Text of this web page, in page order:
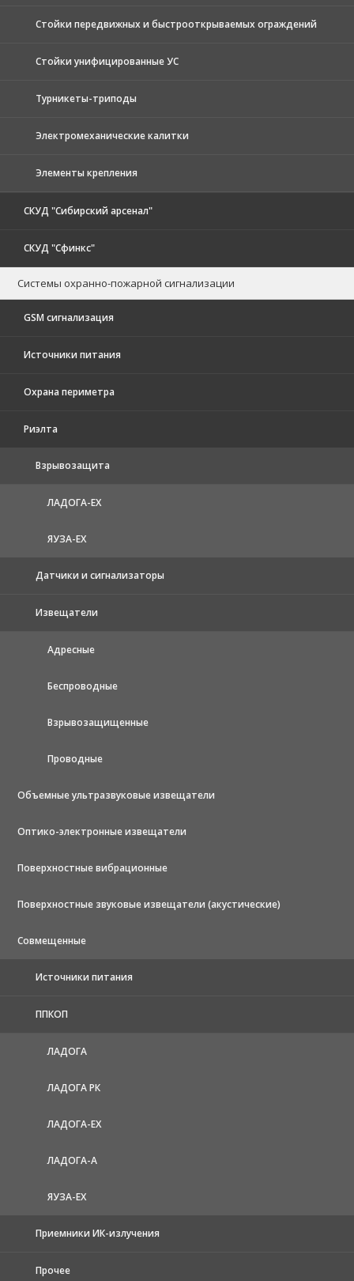
Стойки передвижных и быстрооткрываемых ограждений
Стойки унифицированные УС
Турникеты-триподы
Электромеханические калитки
Элементы крепления
СКУД "Сибирский арсенал"
СКУД "Сфинкс"
Системы охранно-пожарной сигнализации
GSM сигнализация
Источники питания
Охрана периметра
Риэлта
Взрывозащита
ЛАДОГА-EX
ЯУЗА-ЕХ
Датчики и сигнализаторы
Извещатели
Адресные
Беспроводные
Взрывозащищенные
Проводные
Объемные ультразвуковые извещатели
Оптико-электронные извещатели
Поверхностные вибрационные
Поверхностные звуковые извещатели (акустические)
Совмещенные
Источники питания
ППКОП
ЛАДОГА
ЛАДОГА РК
ЛАДОГА-EX
ЛАДОГА-А
ЯУЗА-ЕХ
Приемники ИК-излучения
Прочее